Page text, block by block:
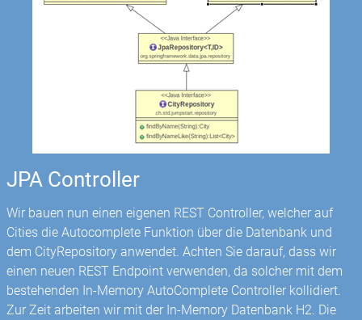
JPA Controller
Wir bauen nun einen eigenen REST Controller, welcher auf
Cities die Autocomplete Funktion über die Datenbank und
dem CityRepository anwendet. Achten Sie darauf, dass wir
einen neuen REST Endpoint verwenden, da solcher mit dem
bestehenden In-Memory AutoComplete Controller kollidiert.
Zur Zeit arbeiten wir mit der In-Memory Datenbank H2. Die